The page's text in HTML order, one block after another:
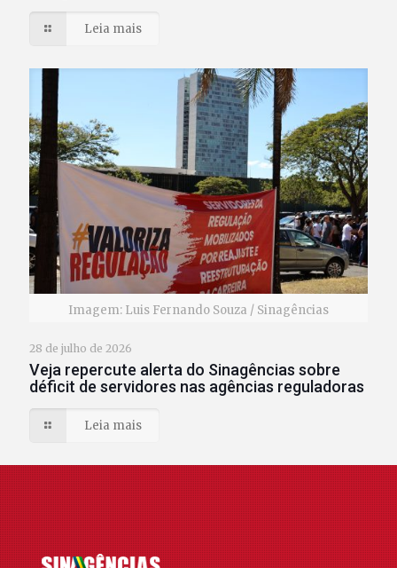
Leia mais
Imagem: Luis Fernando Souza / Sinagências
28 de julho de 2026
Veja repercute alerta do Sinagências sobre
déficit de servidores nas agências reguladoras
Leia mais